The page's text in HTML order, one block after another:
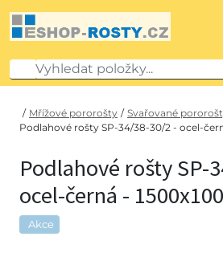
/ Mřížové pororošty / Svařované
Podlahové rošty SP-34/38-30/2 - ocel-
Podlahové rošty SP-
ocel-černá -
Akce